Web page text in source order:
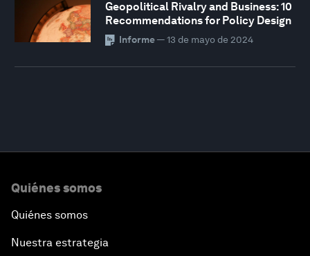
Geopolitical Rivalry and Business: 10
Recommendations for Policy Design
Informe— 13 de mayo de 2024
Quiénes somos
Quiénes somos
Nuestra estrategia